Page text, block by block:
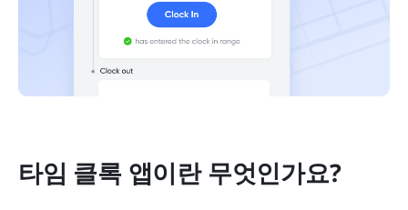
타임 클록 앱이란 무엇인가요?